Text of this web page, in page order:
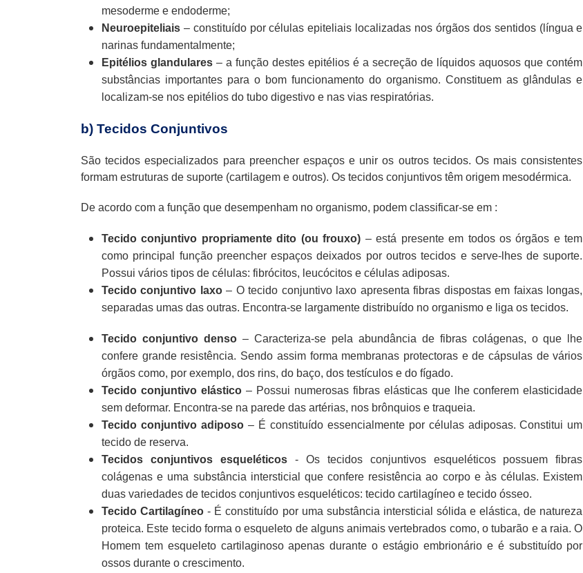
mesoderme e endoderme;
Neuroepiteliais – constituído por células epiteliais localizadas nos órgãos dos sentidos (língua e
narinas fundamentalmente;
Epitélios glandulares– a função destes epitélios é a secreção de líquidos aquosos que contém
substâncias importantes para o bom funcionamento do organismo. Constituem as glândulas e
localizam-se nos epitélios do tubo digestivo e nas vias respiratórias.
b) Tecidos Conjuntivos
São tecidos especializados para preencher espaços e unir os outros tecidos. Os mais consistentes
formam estruturas de suporte (cartilagem e outros). Os tecidos conjuntivos têm origem mesodérmica.
De acordo com a função que desempenham no organismo, podem classificar-se em :
Tecido conjuntivo propriamente dito (ou frouxo) – está presente em todos os órgãos e tem
como principal função preencher espaços deixados por outros tecidos e serve-lhes de suporte.
Possui vários tipos de células: fibrócitos, leucócitos e células adiposas.
Tecido conjuntivo laxo– O tecido conjuntivo laxo apresenta fibras dispostas em faixas longas,
separadas umas das outras. Encontra-se largamente distribuído no organismo e liga os tecidos.
Tecido conjuntivo denso – Caracteriza-se pela abundância de fibras colágenas, o que lhe
confere grande resistência. Sendo assim forma membranas protectoras e de cápsulas de vários
órgãos como, por exemplo, dos rins, do baço, dos testículos e do fígado.
Tecido conjuntivo elástico – Possui numerosas fibras elásticas que lhe conferem elasticidade
sem deformar. Encontra-se na parede das artérias, nos brônquios e traqueia.
Tecido conjuntivo adiposo – É constituído essencialmente por células adiposas. Constitui um
tecido de reserva.
Tecidos conjuntivos esqueléticos - Os tecidos conjuntivos esqueléticos possuem fibras
colágenas e uma substância intersticial que confere resistência ao corpo e às células. Existem
duas variedades de tecidos conjuntivos esqueléticos: tecido cartilagíneo e tecido ósseo.
Tecido Cartilagíneo- É constituído por uma substância intersticial sólida e elástica, de natureza
proteica. Este tecido forma o esqueleto de alguns animais vertebrados como, o tubarão e a raia. O
Homem tem esqueleto cartilaginoso apenas durante o estágio embrionário e é substituído por
ossos durante o crescimento.